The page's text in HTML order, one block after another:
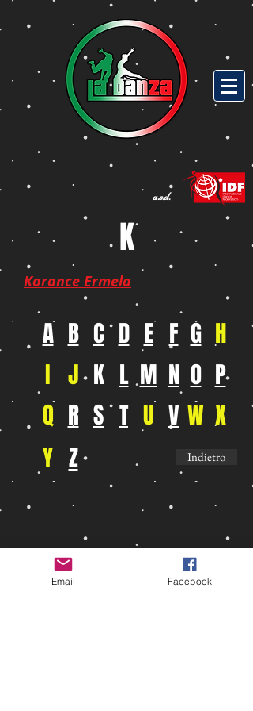
a.s.d.
K
Korance Ermela
A B C D E F G H
I J K L M N O P
Q R S T U V W X
Y Z Indietro
Email Facebook